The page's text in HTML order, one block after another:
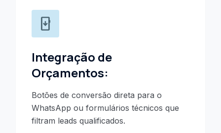
install_mobile
Integração de
Orçamentos:
Botões de conversão direta para o
WhatsApp ou formulários técnicos que
filtram leads qualificados.